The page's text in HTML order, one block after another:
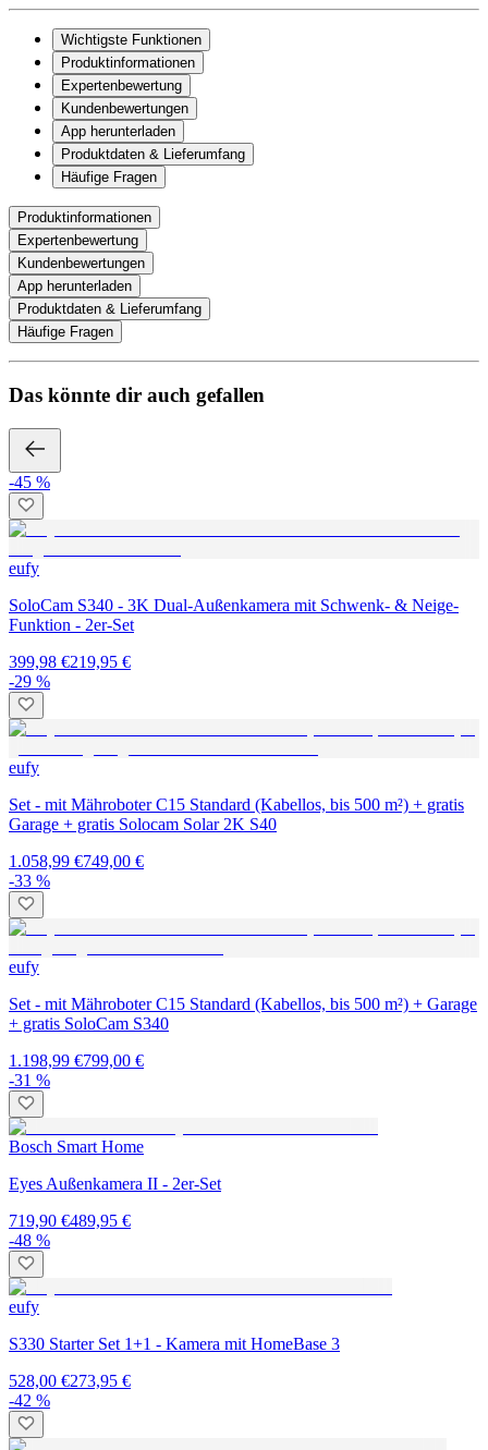
Wichtigste Funktionen
Produktinformationen
Expertenbewertung
Kundenbewertungen
App herunterladen
Produktdaten & Lieferumfang
Häufige Fragen
Produktinformationen
Expertenbewertung
Kundenbewertungen
App herunterladen
Produktdaten & Lieferumfang
Häufige Fragen
Das könnte dir auch gefallen
-45 %
eufy
SoloCam S340 - 3K Dual-Außenkamera mit Schwenk- & Neige-
Funktion - 2er-Set
399,98 €219,95 €
-29 %
eufy
Set - mit Mähroboter C15 Standard (Kabellos, bis 500 m²) + gratis
Garage + gratis Solocam Solar 2K S40
1.058,99 €749,00 €
-33 %
eufy
Set - mit Mähroboter C15 Standard (Kabellos, bis 500 m²) + Garage
+ gratis SoloCam S340
1.198,99 €799,00 €
-31 %
Bosch Smart Home
Eyes Außenkamera II - 2er-Set
719,90 €489,95 €
-48 %
eufy
S330 Starter Set 1+1 - Kamera mit HomeBase 3
528,00 €273,95 €
-42 %